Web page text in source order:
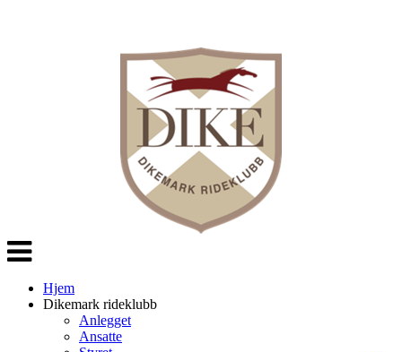
Veksle
navigasjon
Hjem
Dikemark rideklubb
Anlegget
Ansatte